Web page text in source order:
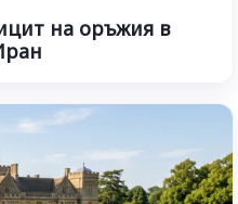
на оръжия в